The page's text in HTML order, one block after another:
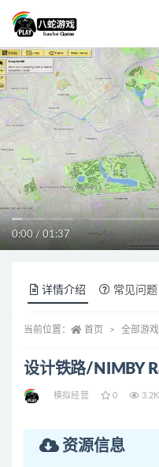
0:00/01:37
详情介绍 常见问题
当前位置： 首页 全部游戏
设计铁路/NIMBY
模拟经营 0 3.2K
资源信息